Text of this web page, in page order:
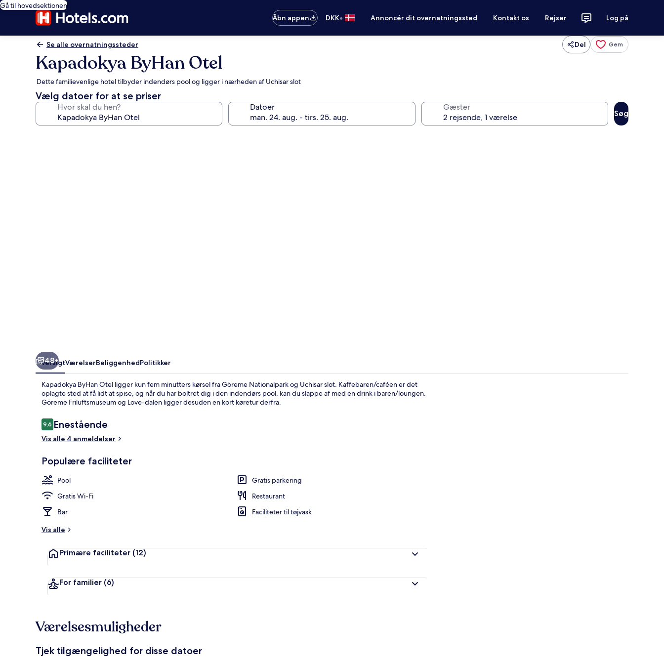
Gå til hovedsektionen
Åbn appen
DKK• Annoncér dit overnatningssted Kontakt os Rejser Log på
Se alle overnatningssteder Del Gem
Kapadokya ByHan Otel
Dette familievenlige hotel tilbyder indendørs pool og ligger i nærheden af Uchisar slot
Vælg datoer for at se priser
Hvor skal du hen? Datoer Gæster
Søg
48+
OversigtVærelserBeliggenhedPolitikker
Kapadokya ByHan Otel ligger kun fem minutters kørsel fra Göreme Nationalpark og Uchisar slot. Kaffebaren/caféen er det
oplagte sted at få lidt at spise, og når du har boltret dig i den indendørs pool, kan du slappe af med en drink i baren/loungen.
Göreme Friluftsmuseum og Love-dalen ligger desuden en kort køretur derfra.
Anmeldelser
9,69,6 ud af 10.
Enestående
Vis alle 4 anmeldelser
Populære faciliteter
Pool
Gratis parkering
Gratis Wi-Fi
Restaurant
Bar
Faciliteter til tøjvask
Vis alle
Primære faciliteter (12)
For familier (6)
Værelsesmuligheder
Tjek tilgængelighed for disse datoer